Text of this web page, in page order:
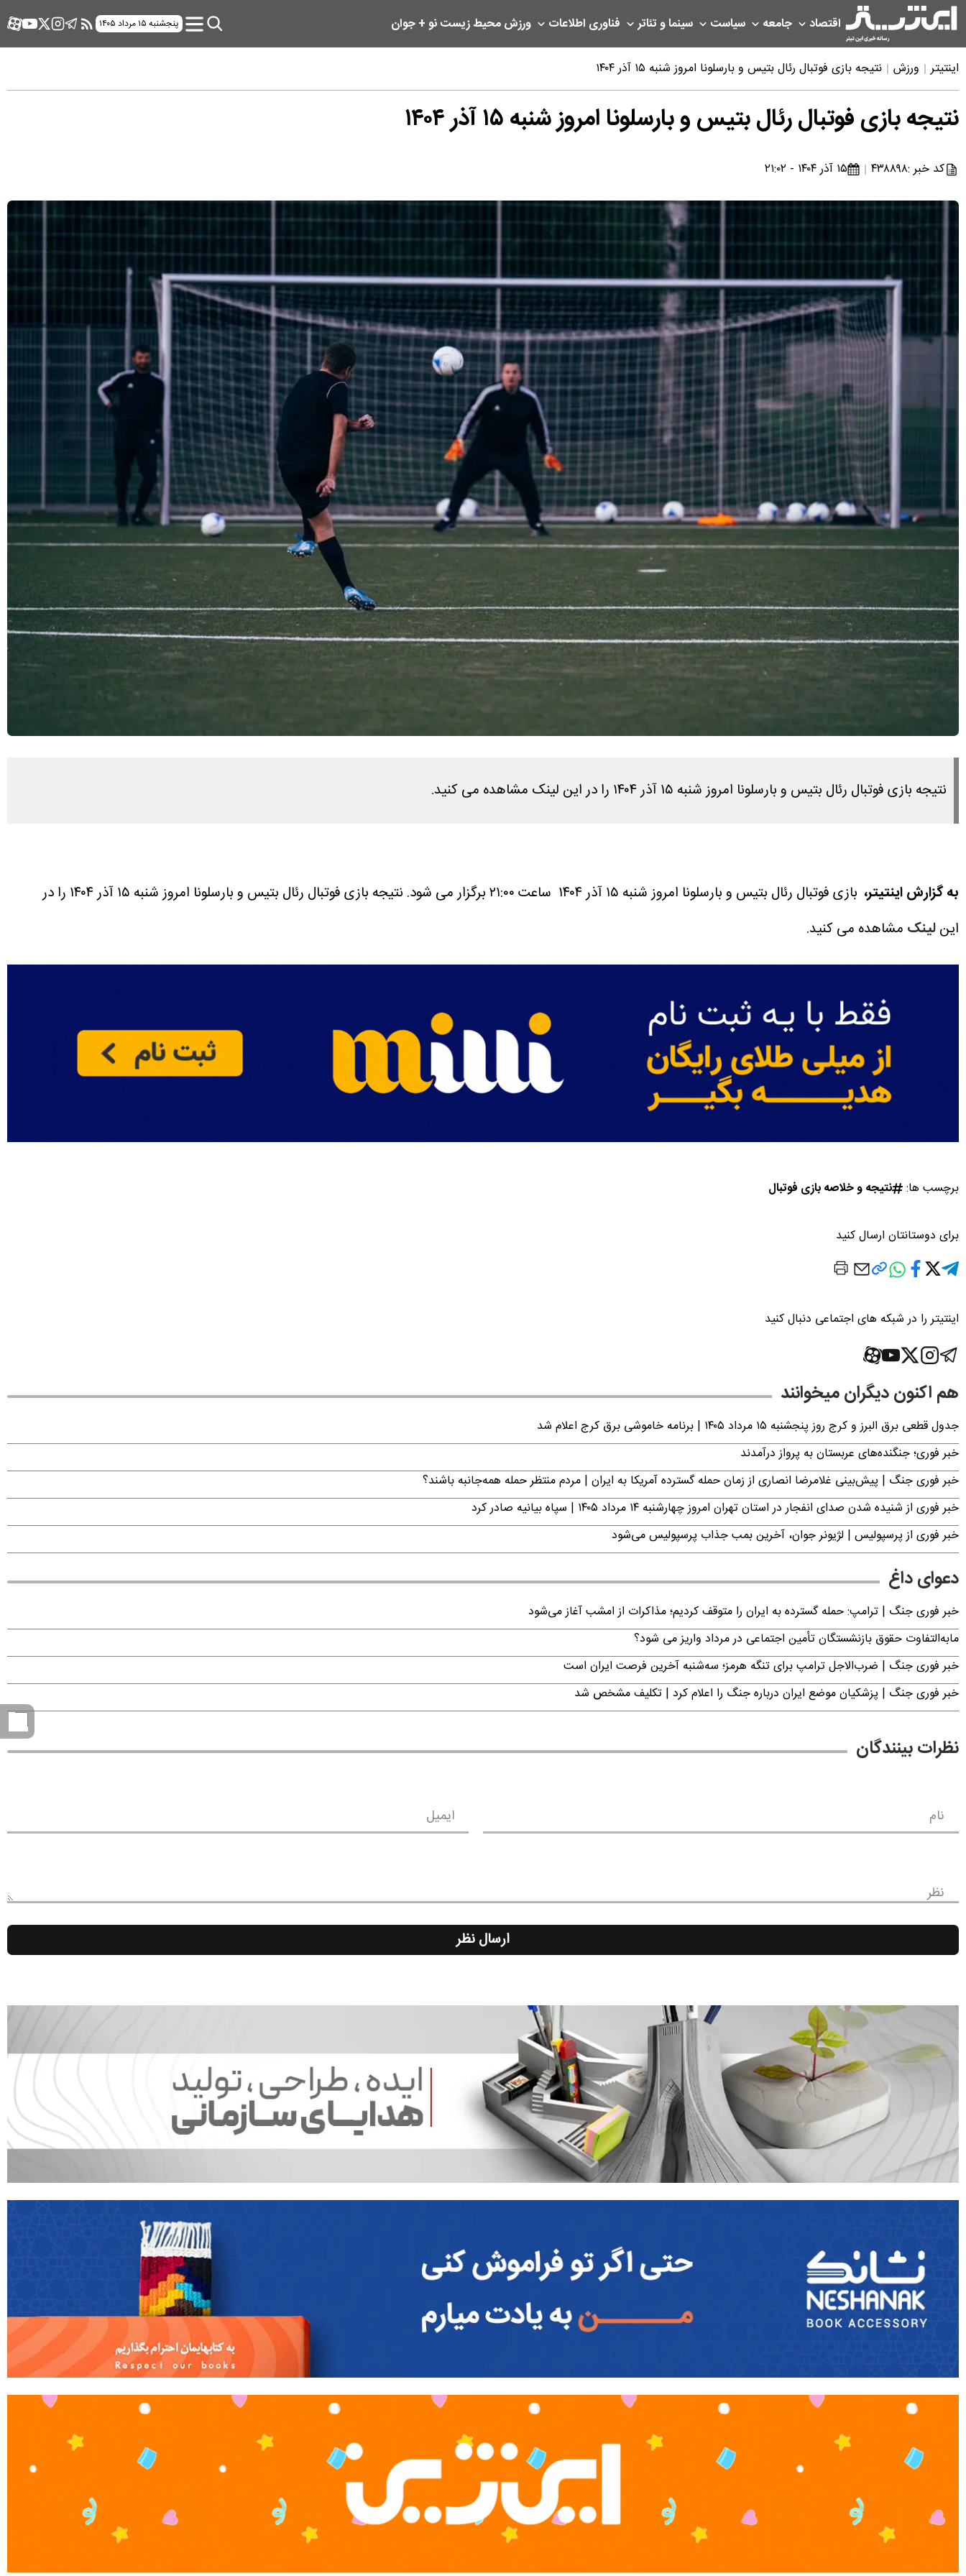
اقتصاد جامعه سیاست سینما و تئاتر فناوری اطلاعات ورزشمحیط زیستنو + جوان پنجشنبه ۱۵ مرداد ۱۴۰۵
اینتیتر ورزش نتیجه بازی فوتبال رئال بتیس و بارسلونا امروز شنبه ۱۵ آذر ۱۴۰۴
نتیجه بازی فوتبال رئال بتیس و بارسلونا امروز شنبه ۱۵ آذر ۱۴۰۴
کد خبر :۴۳۸۸۹۸ ۱۵ آذر ۱۴۰۴ - ۲۱:۰۲
نتیجه بازی فوتبال رئال بتیس و بارسلونا امروز شنبه ۱۵ آذر ۱۴۰۴ را در این لینک مشاهده می کنید.
به گزارش اینتیتر، بازی فوتبال رئال بتیس و بارسلونا امروز شنبه ۱۵ آذر ۱۴۰۴ ساعت ۲۱:۰۰ برگزار می شود.
نتیجه بازی فوتبال رئال بتیس و بارسلونا امروز شنبه ۱۵ آذر ۱۴۰۴ را در
اینلینک مشاهده می کنید.
برچسب ها: نتیجه و خلاصه بازی فوتبال
برای دوستانتان ارسال کنید
اینتیتر را در شبکه های اجتماعی دنبال کنید
هم اکنون دیگران میخوانند
جدول قطعی برق البرز و کرج روز پنجشنبه ۱۵ مرداد ۱۴۰۵ | برنامه خاموشی برق کرج اعلام شد
خبر فوری؛ جنگنده‌های عربستان به پرواز درآمدند
خبر فوری جنگ | پیش‌بینی غلامرضا انصاری از زمان حمله گسترده آمریکا به ایران | مردم منتظر حمله همه‌جانبه باشند؟
خبر فوری از شنیده شدن صدای انفجار در استان تهران امروز چهارشنبه ۱۴ مرداد ۱۴۰۵ | سپاه بیانیه صادر کرد
خبر فوری از پرسپولیس | لژیونر جوان، آخرین بمب جذاب پرسپولیس می‌شود
دعوای داغ
خبر فوری جنگ | ترامپ: حمله گسترده به ایران را متوقف کردیم؛ مذاکرات از امشب آغاز می‌شود
مابه‌التفاوت حقوق بازنشستگان تأمین اجتماعی در مرداد واریز می شود؟
خبر فوری جنگ | ضرب‌الاجل ترامپ برای تنگه هرمز؛ سه‌شنبه آخرین فرصت ایران است
خبر فوری جنگ | پزشکیان موضع ایران درباره جنگ را اعلام کرد | تکلیف مشخص شد
نظرات بینندگان
نام ایمیل
نظر
ارسال نظر